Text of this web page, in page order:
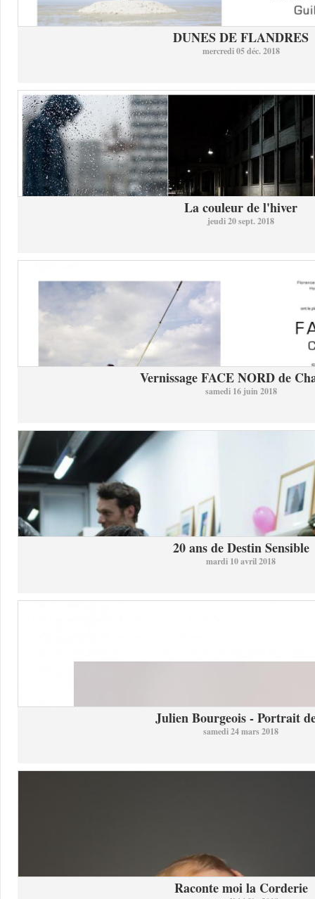
DUNES DE FLANDRES
mercredi 05 déc. 2018
La couleur de l'hiver
jeudi 20 sept. 2018
Vernissage FACE NORD de
samedi 16 juin 2018
20 ans de Destin Sensible
mardi 10 avril 2018
Julien Bourgeois - Portrait
samedi 24 mars 2018
Raconte moi la Corderie